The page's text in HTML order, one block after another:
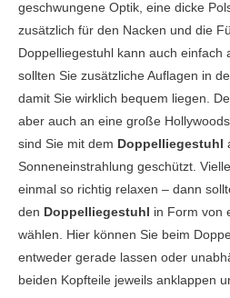
geschwungene Optik, eine dicke
zusätzlich für den Nacken und die
Doppelliegestuhl kann auch einfach
sollten Sie zusätzliche Auflagen in
damit Sie wirklich bequem liegen.
aber auch an eine große
sind Sie mit dem Doppelliegestuhl
Sonneneinstrahlung geschützt.
einmal so richtig relaxen – dann
den Doppelliegestuhl
in Form von
wählen. Hier können Sie beim
entweder gerade lassen oder
beiden Kopfteile jeweils anklappen